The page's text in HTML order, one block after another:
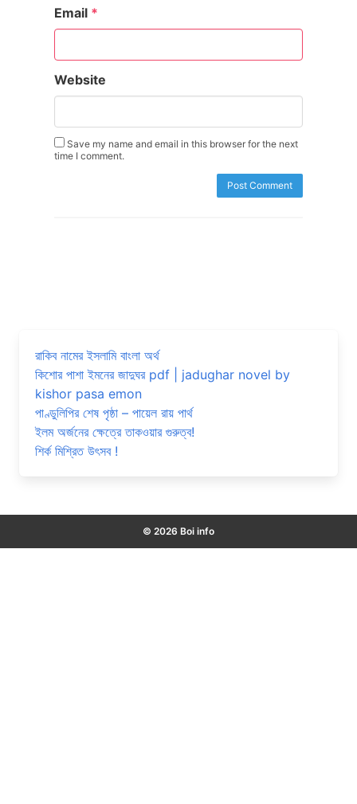
Email *
Website
Save my name and email in this browser for the next
time I comment.
রাকিব নামের ইসলামি বাংলা অর্থ
কিশোর পাশা ইমনের জাদুঘর pdf | jadughar novel by
kishor pasa emon
পাণ্ডুলিপির শেষ পৃষ্ঠা – পায়েল রায় পার্থ
ইলম অর্জনের ক্ষেত্রে তাকওয়ার গুরুত্ব!
শির্ক মিশ্রিত উৎসব !
© 2026 Boi info